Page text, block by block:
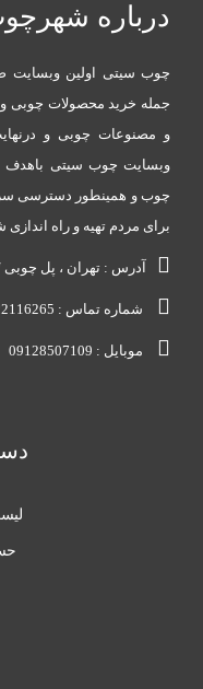
درباره
چوب سیتی اولین وبسایت
جمله خرید محصولات چوبی
و مصنوعات چوبی و
وبسایت چوب سیتی
چوب و همینطور دسترسی
برای مردم تهیه و راه
آدرس : تهران ، پل
شماره تماس : 02122116265
موبایل : 09128507109